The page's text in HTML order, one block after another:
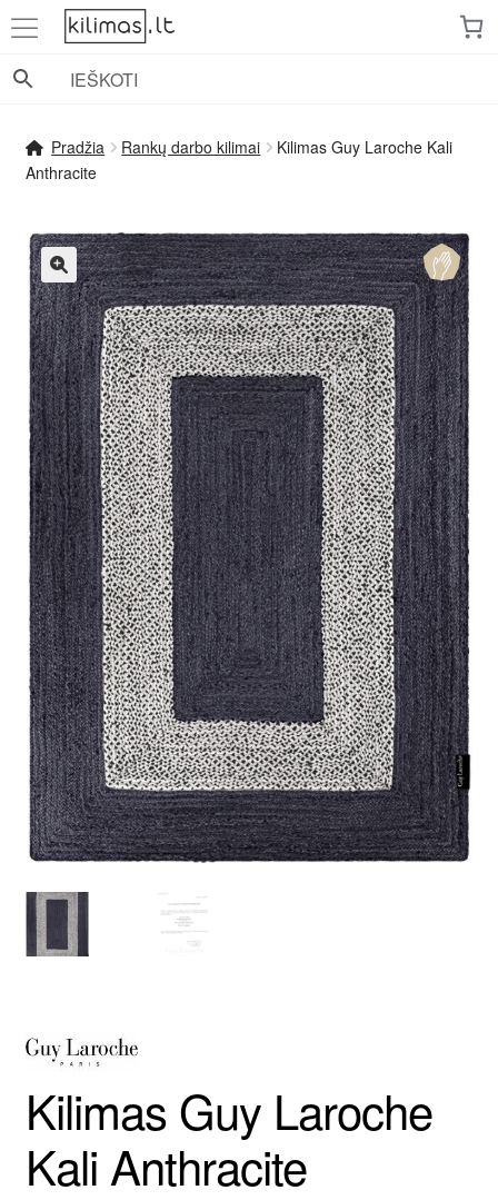
Pereiti
prie
meniu
Pereiti
prie
turinio
Pradžia Rankų darbo kilimai
Kilimas Guy Laroche Kali
Anthracite
🔍
Kilimas Guy Laroche
Kali Anthracite